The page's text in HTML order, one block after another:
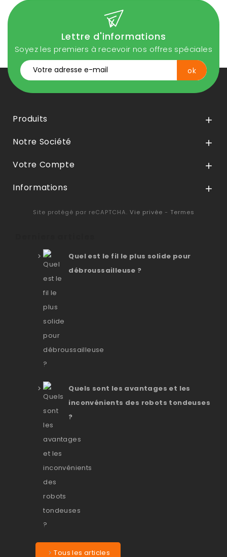
Lettre d'informations
Soyez les premiers à recevoir nos offres spéciales
Produits 
Notre Société 
Votre Compte 
Informations 
Site protégé par reCAPTCHA. Vie privée - Termes
Quel est le fil le plus solide pour
débroussailleuse ?
Quels sont les avantages et les
inconvénients des robots tondeuses
?
Tous les articles